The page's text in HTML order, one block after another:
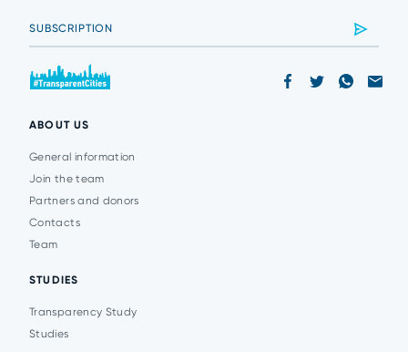
ABOUT US
General information
Join the team
Partners and donors
Contacts
Team
STUDIES
Transparency Study
Studies